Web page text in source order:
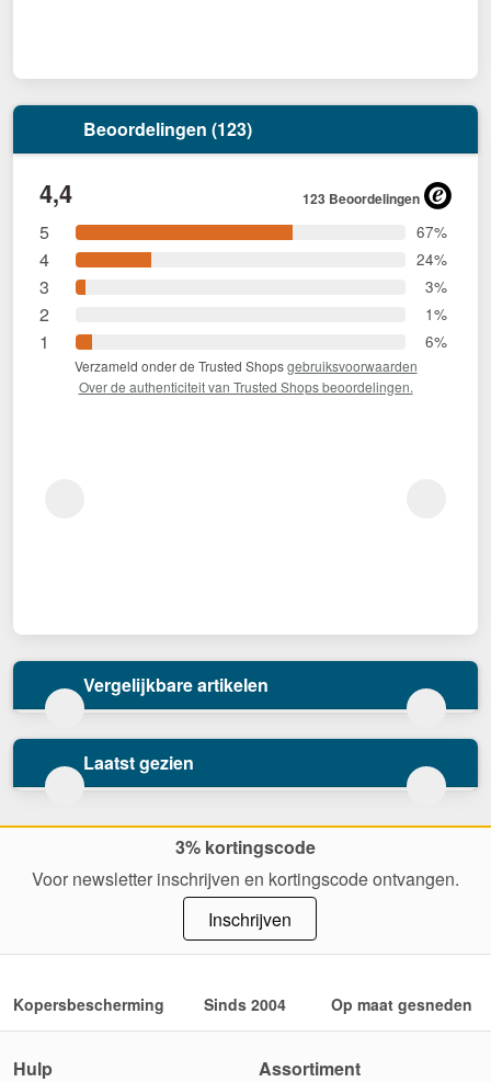
Beoordelingen (123)
4,4 123 Beoordelingen
5 67%
4 24%
3 3%
2 1%
1 6%
Verzameld onder de Trusted Shopsgebruiksvoorwaarden
Over de authenticiteit van Trusted Shops beoordelingen.
Vergelijkbare artikelen
Laatst gezien
3% kortingscode
Voor newsletter inschrijven en kortingscode ontvangen.
Inschrijven
Kopersbescherming Sinds 2004 Op maat gesneden
Hulp
Assortiment